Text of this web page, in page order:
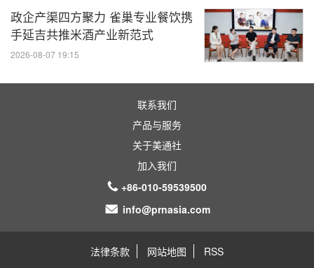
政企产渠四方聚力 雀巢专业餐饮携
手延吉共推米酒产业新范式
2026-08-07 19:15
联系我们
产品与服务
关于美通社
加入我们
+86-010-59539500
info@prnasia.com
法律条款 网站地图 RSS